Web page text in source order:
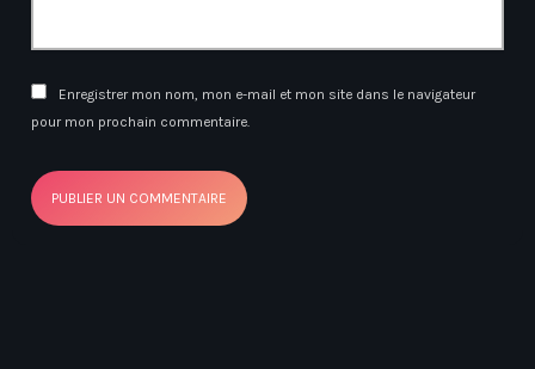
Enregistrer mon nom, mon e-mail et mon site dans le navigateur
pour mon prochain commentaire.